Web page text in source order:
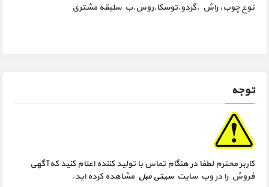
نوع چوب، راش .گردو.توسکا.روس.ب سلیقه مشتری
توجه
کاربر محترم لطفا در هنگام تماس با تولید کننده اعلام کنید که آگهی
فروش را در وب سایتسیتی مبل مشاهده کرده اید.